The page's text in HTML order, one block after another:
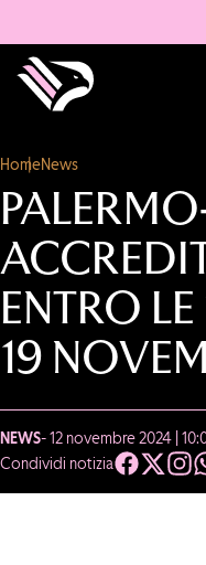
HomeNews
ENTRO
19
NEWS- 12 novembre 2024 |
Condividi notizia